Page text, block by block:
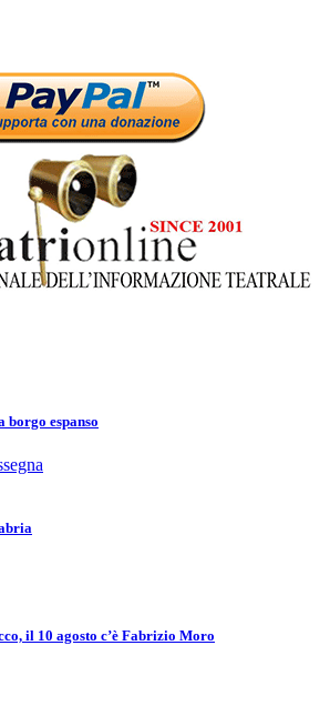
borgo espanso
il 10 agosto c’è Fabrizio Moro